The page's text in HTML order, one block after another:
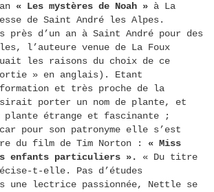
« Les mystères de Noah » à La
de Saint André les Alpes.
près d’un an à Saint André pour des
l’auteure venue de La Foux
les raisons du choix de ce
» en anglais). Etant
formation et très proche de la
porter un nom de plante, et
étrange et fascinante ;
pour son patronyme elle s’est
du film de Tim Norton : « Miss
enfants particuliers ».
« Du titre
t-elle. Pas d’études
une lectrice passionnée, Nettle se